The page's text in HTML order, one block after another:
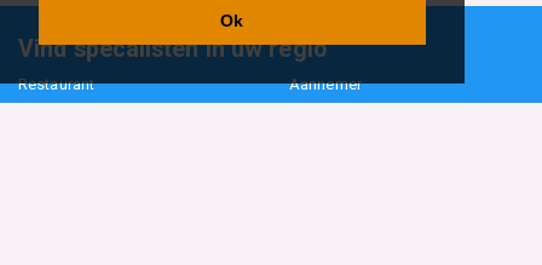
Ok
Vind specalisten in uw regio
Restaurant Aannemer